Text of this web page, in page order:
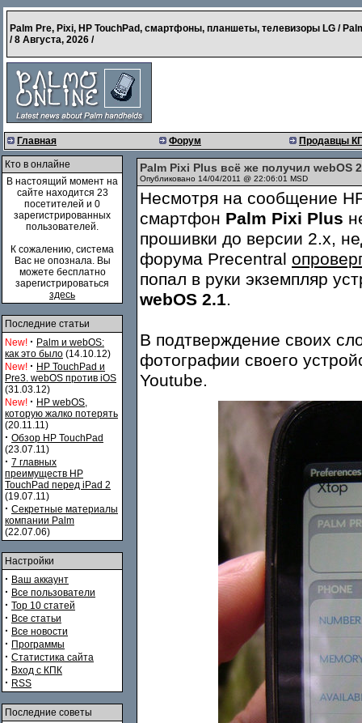
Palm Pre, Pixi, HP TouchPad, смартфоны, планшеты, телевизоры LG /
/8 Августа, 2026 /
Главная Форум Продавцы
Кто в онлайне
В настоящий момент на
сайте находится 23
посетителей и 0
зарегистрированных
пользователей.
К сожалению, система
Вас не опознала. Вы
можете бесплатно
зарегистрироваться
здесь
Последние статьи
New! · Palm и webOS:
как это было (14.10.12)
New! · HP TouchPad и
Pre3. webOS против iOS
(31.03.12)
New! · HP webOS,
которую жалко потерять
(20.11.11)
· Обзор HP TouchPad
(23.07.11)
· 7 главных
преимуществ HP
TouchPad перед iPad 2
(19.07.11)
· Секретные материалы
компании Palm
(22.07.06)
Настройки
· Ваш аккаунт
· Все пользователи
· Top 10 статей
· Все статьи
· Все новости
· Программы
· Статистика сайта
· Вход с КПК
· RSS
Последние советы
Palm Pixi Plus всё же получил webOS
Опубликовано 14/04/2011 @ 22:06:01 MSD
Несмотря на сообщение
смартфон Palm Pixi Plus
прошивки до версии 2.х,
форума Precentral
попал в руки экземпляр
webOS 2.1.
В подтверждение своих
фотографии своего
Youtube.